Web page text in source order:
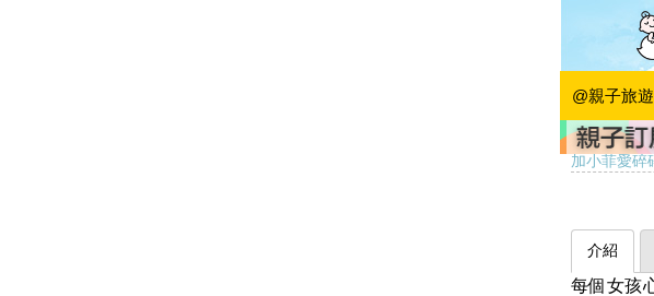
@親子旅遊
超夢
心中
園城堡
加小菲愛碎
介紹
每個女孩